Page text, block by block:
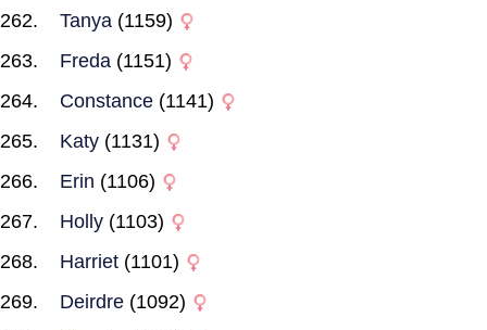
Tanya (1159)
Freda (1151)
Constance (1141)
Katy (1131)
Erin (1106)
Holly (1103)
Harriet (1101)
Deirdre (1092)